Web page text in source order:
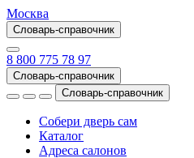
Москва
Словарь-справочник
8 800 775 78 97
Словарь-справочник
Словарь-справочник
Собери дверь сам
Каталог
Адреса салонов